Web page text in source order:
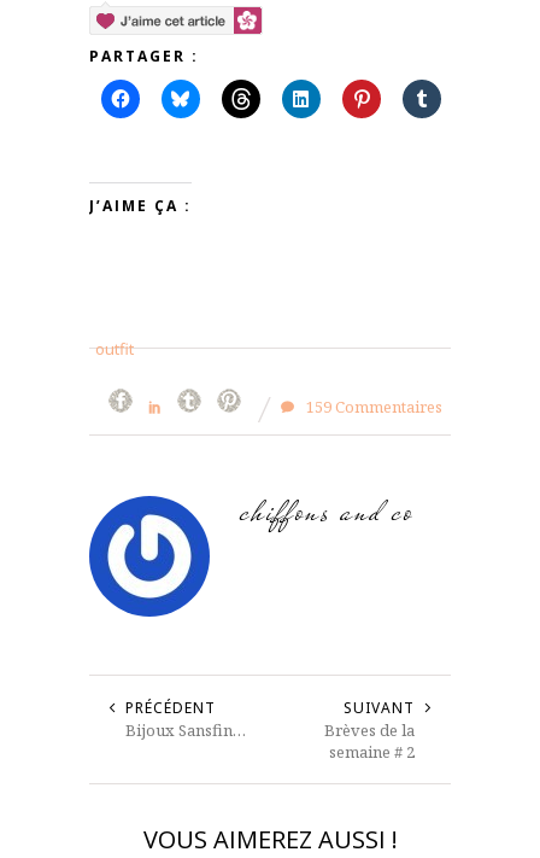
PARTAGER :
J’AIME ÇA :
outfit
159 Commentaires
chiffons and co
PRÉCÉDENT
Bijoux Sansfin…
SUIVANT
Brèves de la
semaine # 2
VOUS AIMEREZ AUSSI !